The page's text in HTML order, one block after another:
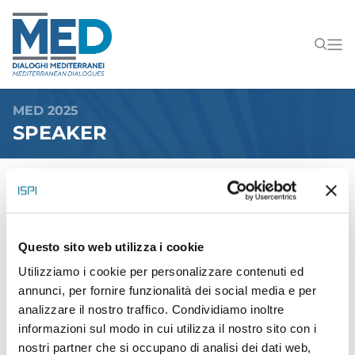
Questo sito web utilizza i cookie
Utilizziamo i cookie per personalizzare contenuti ed
annunci, per fornire funzionalità dei social media e per
analizzare il nostro traffico. Condividiamo inoltre
informazioni sul modo in cui utilizza il nostro sito con i
nostri partner che si occupano di analisi dei dati web,
MED 2025
SPEAKER